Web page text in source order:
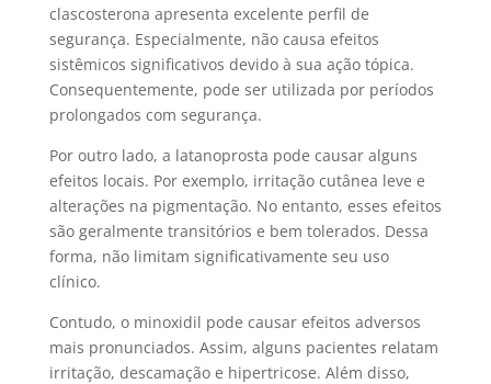
clascosterona apresenta excelente perfil de
segurança. Especialmente, não causa efeitos
sistêmicos significativos devido à sua ação tópica.
Consequentemente, pode ser utilizada por períodos
prolongados com segurança.
Por outro lado, a latanoprosta pode causar alguns
efeitos locais. Por exemplo, irritação cutânea leve e
alterações na pigmentação. No entanto, esses efeitos
são geralmente transitórios e bem tolerados. Dessa
forma, não limitam significativamente seu uso
clínico.
Contudo, o minoxidil pode causar efeitos adversos
mais pronunciados. Assim, alguns pacientes relatam
irritação, descamação e hipertricose. Além disso,